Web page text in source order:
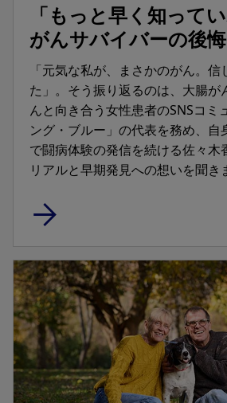
「もっと早く知って
がんサバイバーの後
「元気な私が、まさかのがん。
た」。そう振り返るのは、大腸が
んと向き合う女性患者のSNSコミ
ング・ブルー」の代表を務め、自
で闘病体験の発信を続ける佐々木
リアルと早期発見への想いを聞き